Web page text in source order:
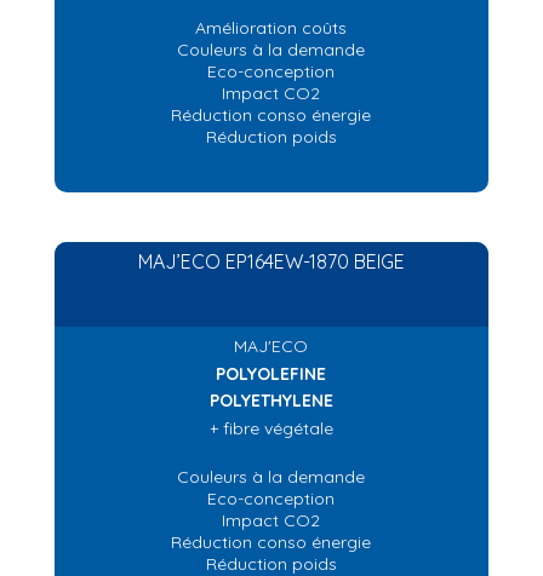
Amélioration coûts
Couleurs à la demande
Eco-conception
Impact CO2
Réduction conso énergie
Réduction poids
MAJ’ECO EP164EW-1870 BEIGE
MAJ'ECO
POLYOLEFINE
POLYETHYLENE
+ fibre végétale
Couleurs à la demande
Eco-conception
Impact CO2
Réduction conso énergie
Réduction poids